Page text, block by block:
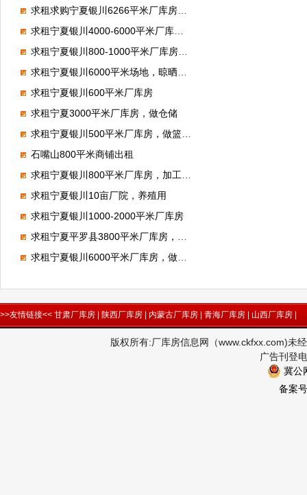
求租求购宁夏银川6266平米厂库房，做体育馆
求租宁夏银川4000-6000平米厂库房，做混泥土制品
求租宁夏银川800-1000平米厂库房，做化工离心泵维修
求租宁夏银川6000平米场地，晾晒饲料
求租宁夏银川600平米厂库房
求租宁夏3000平米厂库房，做仓储
求租宁夏银川500平米厂库房，做篮球馆
石嘴山800平米商铺出租
求租宁夏银川800平米厂库房，加工豆腐
求租宁夏银川10亩厂院，养殖用
求租宁夏银川1000-2000平米厂库房
求租宁夏平罗县3800平米厂库房，做仓储
求租宁夏银川6000平米厂库房，做钢结构
>>友情链接<< 甘肃厂库房 | 陕西厂库房 | 内蒙古厂库房 | 青海厂库房 | 山西厂库房 |
版权所有:厂库房信息网（www.ckfxx.com)未
广告刊登
冀公
备案